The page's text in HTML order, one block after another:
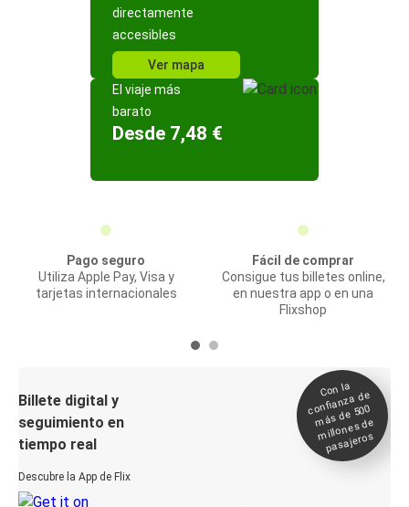
directamente
accesibles
Ver mapa
El viaje más
barato
Desde 7,48 €
Pago seguro
Utiliza Apple Pay, Visa y
tarjetas internacionales
Fácil de comprar
Consigue tus billetes online,
en nuestra app o en una
Flixshop
Billete digital y
seguimiento en
tiempo real
Descubre la App de Flix
Con la
confianza de
más de 500
millones de
pasajeros